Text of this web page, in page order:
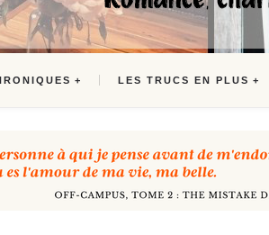
LES TRUCS EN PLUS